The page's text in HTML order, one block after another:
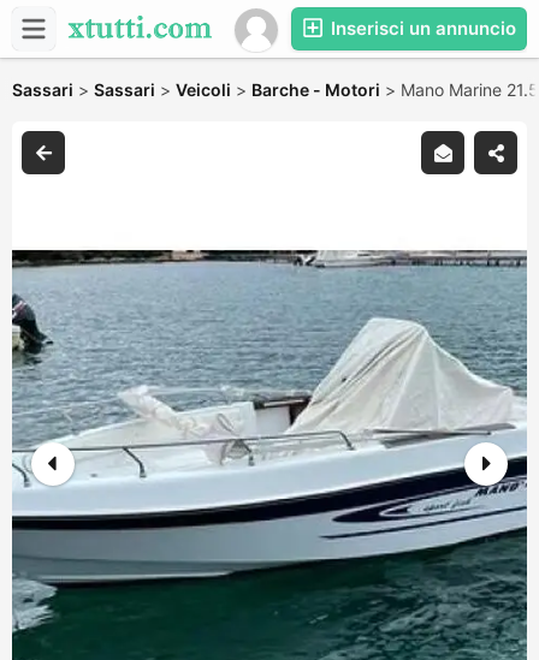
Inserisci un annuncio
Sassari > Sassari > Veicoli > Barche - Motori > Mano Marine